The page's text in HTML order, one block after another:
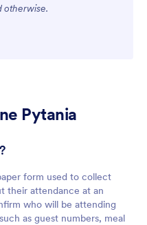
otherwise.
Pytania
form used to collect
their attendance at an
who will be attending
as guest numbers, meal